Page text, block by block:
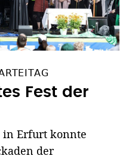
Fest der
in Erfurt konnte
der